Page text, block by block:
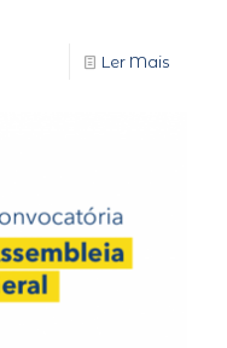
Ler Mais